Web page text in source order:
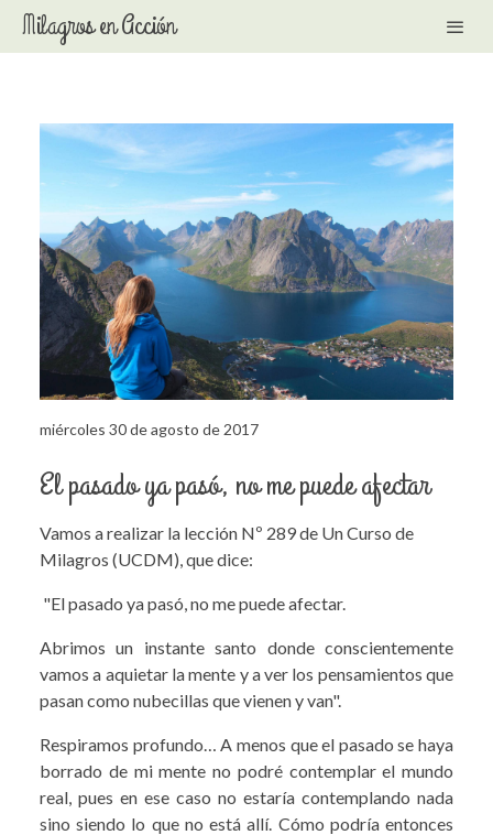
Milagros en Acción
miércoles 30 de agosto de 2017
El pasado ya pasó, no me puede afectar
Vamos a realizar la lección Nº 289 de Un Curso de
Milagros (UCDM), que dice:
"El pasado ya pasó, no me puede afectar.
Abrimos un instante santo donde conscientemente
vamos a aquietar la mente y a ver los pensamientos que
pasan como nubecillas que vienen y van".
Respiramos profundo… A menos que el pasado se haya
borrado de mi mente no podré contemplar el mundo
real, pues en ese caso no estaría contemplando nada
sino siendo lo que no está allí. Cómo podría entonces